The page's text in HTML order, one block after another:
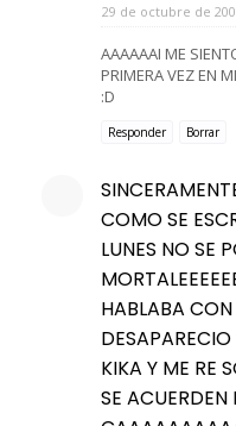
29 de octubre de
AAAAAAI ME
PRIMERA VEZ EN
:D
Responder Borrar
COMO SE
LUNES NO SE
HABLABA CON
KIKA Y ME RE
SE